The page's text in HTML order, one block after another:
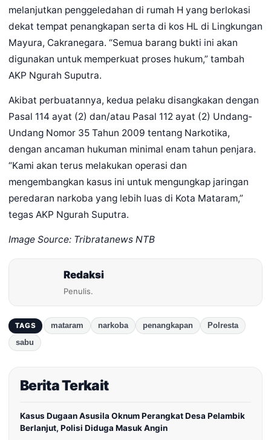
melanjutkan penggeledahan di rumah H yang berlokasi
dekat tempat penangkapan serta di kos HL di Lingkungan
Mayura, Cakranegara. “Semua barang bukti ini akan
digunakan untuk memperkuat proses hukum,” tambah
AKP Ngurah Suputra.
Akibat perbuatannya, kedua pelaku disangkakan dengan
Pasal 114 ayat (2) dan/atau Pasal 112 ayat (2) Undang-
Undang Nomor 35 Tahun 2009 tentang Narkotika,
dengan ancaman hukuman minimal enam tahun penjara.
“Kami akan terus melakukan operasi dan
mengembangkan kasus ini untuk mengungkap jaringan
peredaran narkoba yang lebih luas di Kota Mataram,”
tegas AKP Ngurah Suputra.
Image Source: Tribratanews NTB
Redaksi
Penulis.
TAGS mataram narkoba penangkapan
Polresta
sabu
Berita Terkait
Kasus Dugaan Asusila Oknum Perangkat Desa Pelambik
Berlanjut, Polisi Diduga Masuk Angin